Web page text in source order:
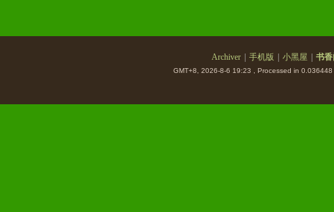
Archiver 手机版 小黑屋 书
GMT+8, 2026-8-6 19:23 , Processed in 0.036448